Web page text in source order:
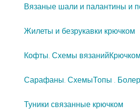
Вязаные шали и палантины и
Жилеты и безрукавки крючком
Кофты. Схемы вязаний
Сарафаны. СхемыТопы .
Туники связанные крючком